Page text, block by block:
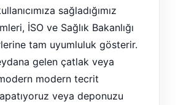
sağladığımız
İSO ve Sağlık Bakanlığı
tam uyumluluk gösterir.
gelen çatlak veya
modern tecrit
veya deponuzu